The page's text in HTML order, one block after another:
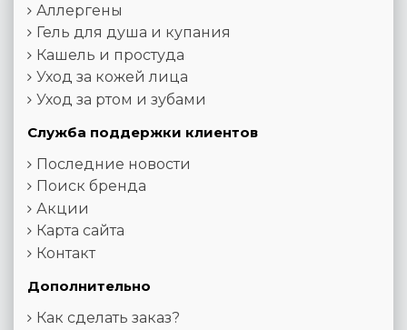
Аллергены
Гель для душа и купания
Кашель и простуда
Уход за кожей лица
Уход за ртом и зубами
Служба поддержки клиентов
Последние новости
Поиск бренда
Акции
Карта сайта
Контакт
Дополнительно
Как сделать заказ?